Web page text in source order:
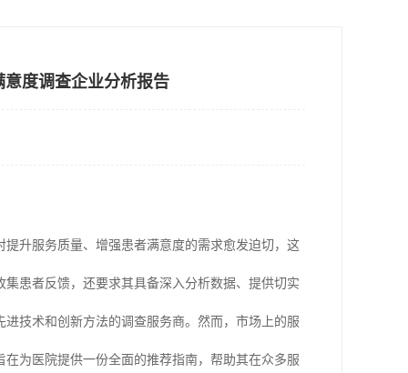
意度调查企业分析报告
升服务质量、增强患者满意度的需求愈发迫切，这
患者反馈，还要求其具备深入分析数据、提供切实
技术和创新方法的调查服务商。然而，市场上的服
为医院提供一份全面的推荐指南，帮助其在众多服